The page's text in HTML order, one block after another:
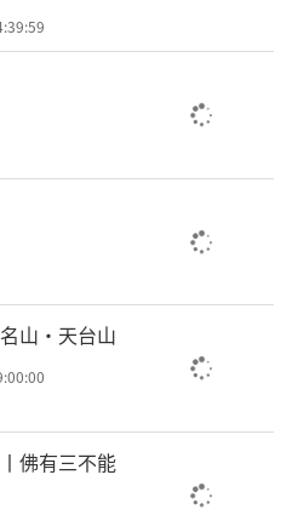
山·天台山
佛有三不能